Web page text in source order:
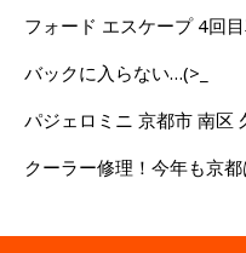
フォード エスケープ 4回
バックに入らない…(>_
パジェロミニ 京都市 南区
クーラー修理！今年も京